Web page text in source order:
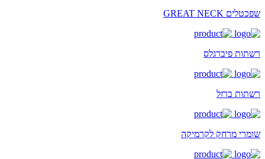
שפכטלים GREAT NECK
רשתות פיברגלס
רשתות ברזל
שומרי מרחק לקרמיקה